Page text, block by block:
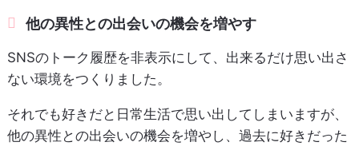
他の異性との出会いの機会を増やす
SNSのトーク履歴を非表示にして、出来るだけ思い出さ
ない環境をつくりました。
それでも好きだと日常生活で思い出してしまいますが、
他の異性との出会いの機会を増やし、過去に好きだった